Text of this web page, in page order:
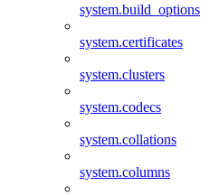
system.build_options
system.certificates
system.clusters
system.codecs
system.collations
system.columns